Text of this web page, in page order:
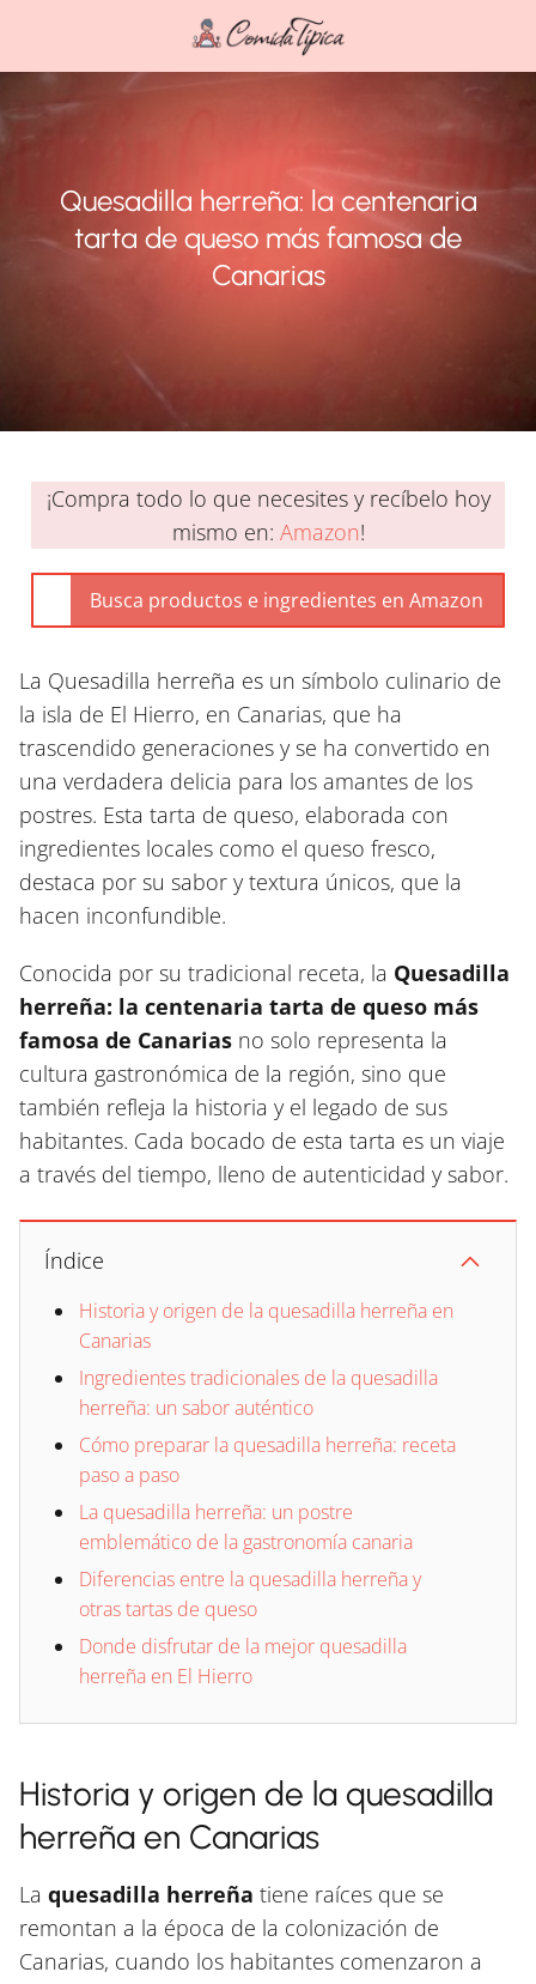
Quesadilla herreña: la centenaria
tarta de queso más famosa de
Canarias
¡Compra todo lo que necesites y recíbelo hoy
mismo en: Amazon!
La Quesadilla herreña es un símbolo culinario de
la isla de El Hierro, en Canarias, que ha
trascendido generaciones y se ha convertido en
una verdadera delicia para los amantes de los
postres. Esta tarta de queso, elaborada con
ingredientes locales como el queso fresco,
destaca por su sabor y textura únicos, que la
hacen inconfundible.
Conocida por su tradicional receta, la Quesadilla
herreña: la centenaria tarta de queso más
famosa de Canarias no solo representa la
cultura gastronómica de la región, sino que
también refleja la historia y el legado de sus
habitantes. Cada bocado de esta tarta es un viaje
a través del tiempo, lleno de autenticidad y sabor.
Índice
Historia y origen de la quesadilla herreña en
Canarias
Ingredientes tradicionales de la quesadilla
herreña: un sabor auténtico
Cómo preparar la quesadilla herreña: receta
paso a paso
La quesadilla herreña: un postre
emblemático de la gastronomía canaria
Diferencias entre la quesadilla herreña y
otras tartas de queso
Donde disfrutar de la mejor quesadilla
herreña en El Hierro
Historia y origen de la quesadilla
herreña en Canarias
La quesadilla herreña tiene raíces que se
remontan a la época de la colonización de
Canarias, cuando los habitantes comenzaron a